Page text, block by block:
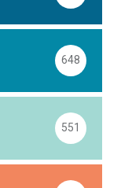
648
551